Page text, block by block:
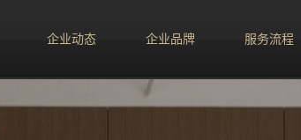
企业动态 企业品牌 服务流程